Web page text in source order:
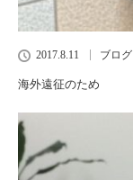
2017.8.11 ブログ
海外遠征のため